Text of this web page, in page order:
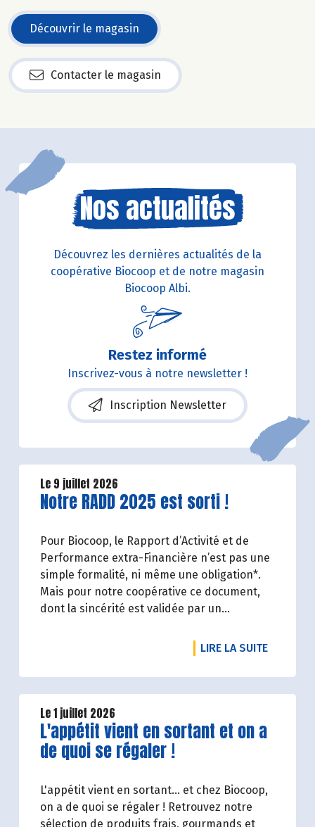
Découvrir le magasin
Contacter le magasin
Nos actualités
Découvrez les dernières actualités de la
coopérative Biocoop et de notre magasin
Biocoop Albi.
Restez informé
Inscrivez-vous à notre newsletter !
Inscription Newsletter
Le 9 juillet 2026
Lire la suite de l'article
Notre RADD 2025 est sorti !
Pour Biocoop, le Rapport d’Activité et de
Performance extra-Financière n’est pas une
simple formalité, ni même une obligation*.
Mais pour notre coopérative ce document,
dont la sincérité est validée par un
transparence vis-à-vis de l'ensemble de nos
parties prenantes (Paysan.ne.s Associé.e.s,
magasins...) et de nos clients. Il contient un
condensé des avancées réalisées par
Biocoop dans l’objectif de rendre accessible
et désirable une bio exigeante.
LIRE LA SUITEDE
Le 1 juillet 2026
Lire la suite de l'article
L'appétit vient en sortant et on a
de quoi se régaler !
L'appétit vient en sortant... et chez Biocoop,
on a de quoi se régaler ! Retrouvez notre
sélection de produits frais, gourmands et